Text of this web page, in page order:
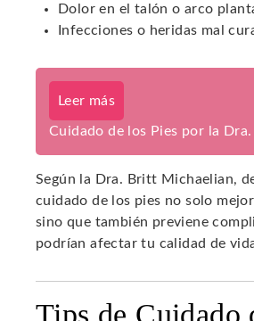
Dolor en el talón o arco
Infecciones o heridas mal
Leer más
Cuidado de los Pies por la
Según la Dra. Britt Michaelian,
cuidado de los pies no solo
sino que también previene
podrían afectar tu calidad de
Tips de Cuidado